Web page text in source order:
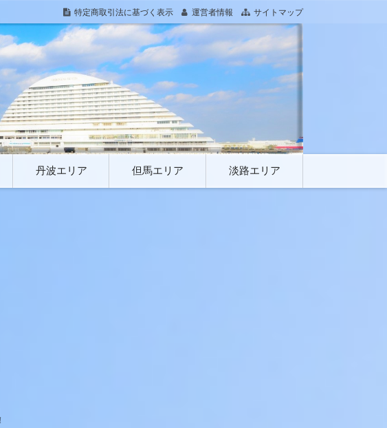
特定商取引法に基づく表示 運営者情報 サイトマップ
丹波エリア 但馬エリア 淡路エリア